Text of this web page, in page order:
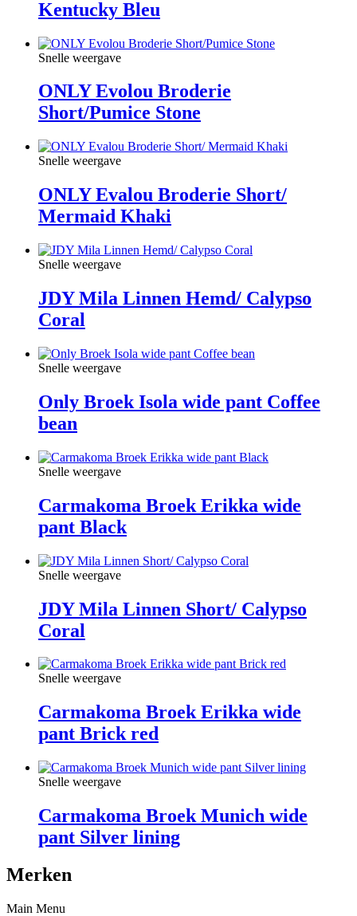
Kentucky Bleu
Snelle weergave
ONLY Evolou Broderie
Short/Pumice Stone
Snelle weergave
ONLY Evalou Broderie Short/
Mermaid Khaki
Snelle weergave
JDY Mila Linnen Hemd/ Calypso
Coral
Snelle weergave
Only Broek Isola wide pant Coffee
bean
Snelle weergave
Carmakoma Broek Erikka wide
pant Black
Snelle weergave
JDY Mila Linnen Short/ Calypso
Coral
Snelle weergave
Carmakoma Broek Erikka wide
pant Brick red
Snelle weergave
Carmakoma Broek Munich wide
pant Silver lining
Merken
Main Menu